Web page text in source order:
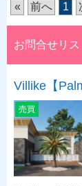
«
前へ 1
お問合せリ
Villike【
売買